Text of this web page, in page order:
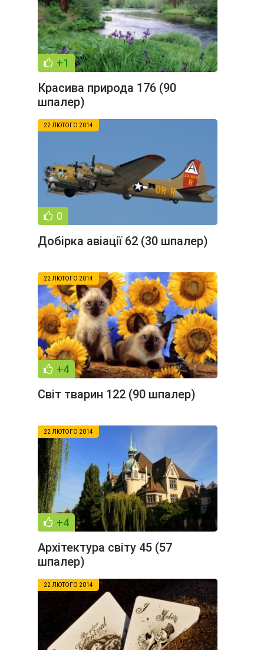
+1
Красива природа 176 (90
шпалер)
22 ЛЮТОГО 2014
0
Добірка авіації 62 (30 шпалер)
22 ЛЮТОГО 2014
+4
Світ тварин 122 (90 шпалер)
22 ЛЮТОГО 2014
+4
Архітектура світу 45 (57
шпалер)
22 ЛЮТОГО 2014